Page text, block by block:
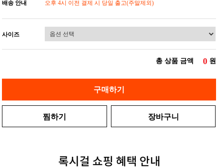
배송 안내 오후 4시 이전 결제 시 당일 출고(주말제외)
사이즈
총 상품 금액 0 원
구매하기
찜하기 장바구니